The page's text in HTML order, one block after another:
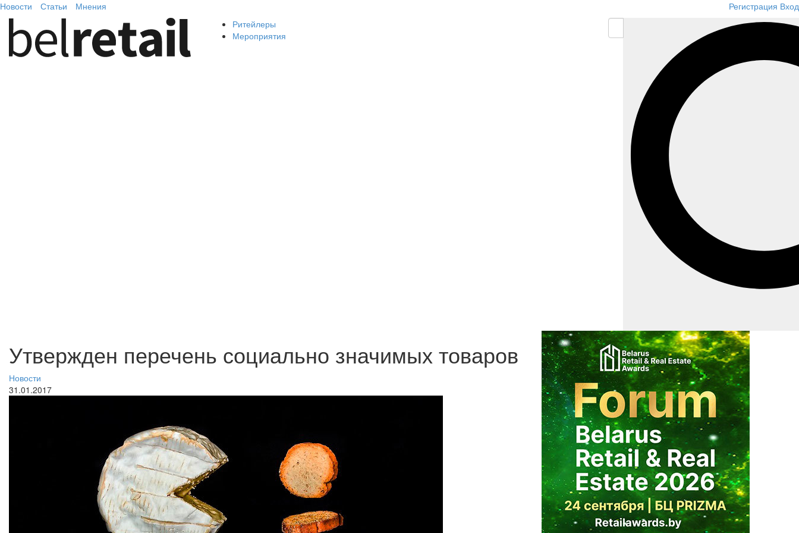
Новости Статьи Мнения Регистрация Вход
Ритейлеры
Мероприятия
Утвержден перечень социально значимых товаров
Новости
31.01.2017